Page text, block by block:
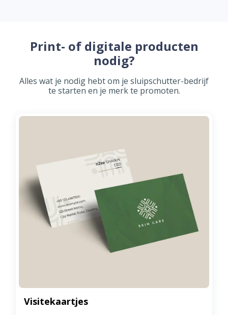
Print- of digitale producten
nodig?
Alles wat je nodig hebt om je sluipschutter-bedrijf
te starten en je merk te promoten.
Visitekaartjes